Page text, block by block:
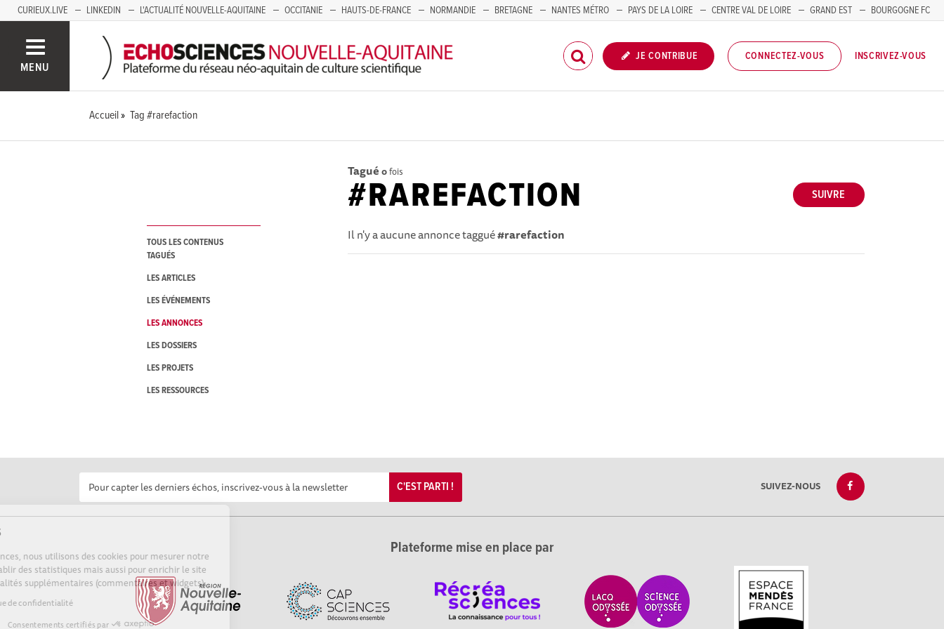
Sur Echosciences, nous utilisons des cookies pour mesurer notre
audience, établir des statistiques mais aussi pour enrichir le site
de fonctionnalités supplémentaires (commentaires et widgets).
Lire la politique de confidentialité
Consentements certifiés par
CURIEUX.LIVE LINKEDIN L'ACTUALITÉ NOUVELLE-AQUITAINE OCCITANIE HAUTS-DE-FRANCE NORMANDIE BRETAGNE NANTES MÉTRO PAYS DE LA LOIRE CENTRE VAL DE LOIRE GRAND EST
BOURGOGNE FC
MENU
JE CONTRIBUE CONNECTEZ-VOUS INSCRIVEZ-VOUS
Accueil Tag #rarefaction
TOUS LES CONTENUS
TAGUÉS
LES ARTICLES
LES ÉVÉNEMENTS
LES ANNONCES
LES DOSSIERS
LES PROJETS
LES RESSOURCES
Tagué 0fois
SUIVRE
#RAREFACTION
Il n'y a aucune annonce taggué#rarefaction
C'EST PARTI ! SUIVEZ-NOUS
Plateforme mise en place par